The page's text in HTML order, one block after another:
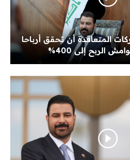
المتعاقدة أن تحقق أرباحا
الربح إلى 400%